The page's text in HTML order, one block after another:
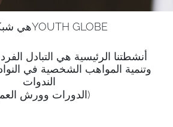
هي شبكة دوليةYOUTH GLOBE
أنشطتنا الرئيسية هي التبادل
وتنمية المواهب الشخصية في
الندوات
(الدورات وورش العمل)